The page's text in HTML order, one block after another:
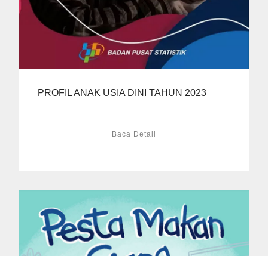
PROFIL ANAK USIA DINI TAHUN 2023
Baca Detail